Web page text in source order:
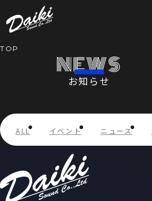
NEWS
SERVICE
COMPANY
TOP
NEWS
お知らせ
ALL イベント ニュース